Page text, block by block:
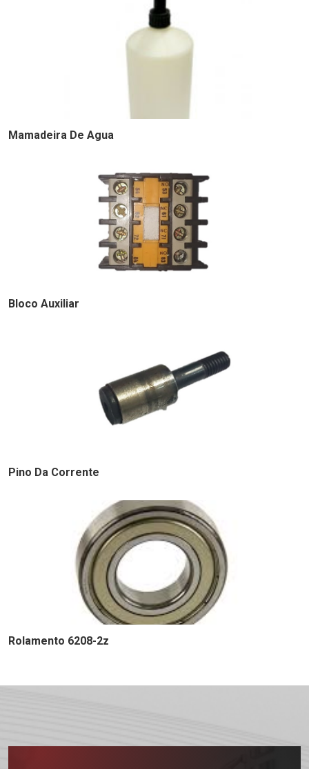
Mamadeira De Agua
Bloco Auxiliar
Pino Da Corrente
Rolamento 6208-2z